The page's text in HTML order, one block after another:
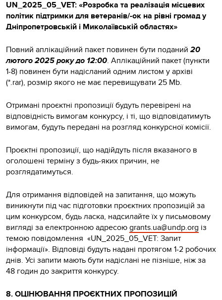
UN_2025_05_VET: «Розробка та реалізація місцевих
політик підтримки для ветеранів/-ок на рівні громад у
Дніпропетровській і Миколаївській областях»
Повний аплікаційний пакет повинен бути поданий 20
лютого 2025 року до 12:00. Аплікаційний пакет (пункти
1-8) повинен бути надісланий одним листом у архіві
(*.rar), розмір якого не має перевищувати 25 Mb.
Отримані проєктні пропозиції будуть перевірені на
відповідність вимогам конкурсу, і ті, що відповідатимуть
вимогам, будуть передані на розгляд конкурсної комісії.
Проєктні пропозиції, що надійдуть після вказаного в
оголошені терміну з будь-яких причин, не
розглядатимуться.
Для отримання відповідей на запитання, що можуть
виникнути під час підготовки проєктних пропозицій за
цим конкурсом, будь ласка, надсилайте їх у письмовому
вигляді за електронною адресоюgrants.ua@undp.org із
темою повідомлення «UN_2025_05_VET: Запит
інформації». Відповіді будуть надані протягом 1-2 робочих
днів. Усі запити мають бути надіслані не пізніше, ніж за
48 годин до закриття конкурсу.
8. ОЦІНЮВАННЯ ПРОЄКТНИХ ПРОПОЗИЦІЙ